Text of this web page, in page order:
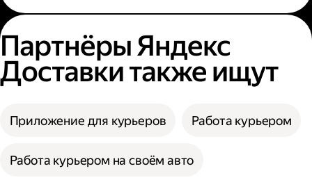
Партнёры Яндекс
Доставки также ищут
Приложение для курьеров Работа курьером
Работа курьером на своём авто